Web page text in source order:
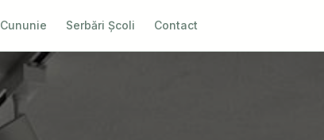
Cununie Serbări Școli Contact